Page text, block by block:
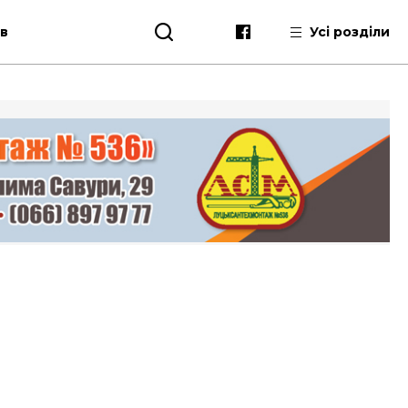
Усі розділи